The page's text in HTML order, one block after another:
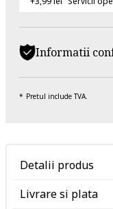
Informatii
Pretul include TVA.
Detalii produs
Livrare si plata